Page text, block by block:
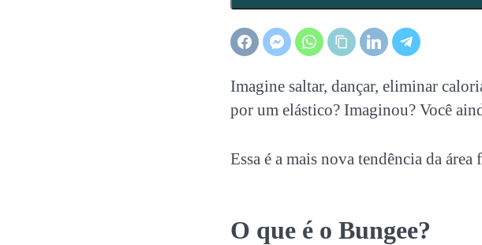
Imagine saltar, dançar, eliminar
por um elástico? Imaginou? Você
Essa é a mais nova tendência da área
O que é o Bungee?